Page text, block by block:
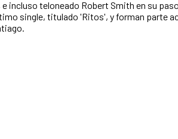
incluso teloneado Robert Smith en su
single, titulado 'Ritos', y forman parte